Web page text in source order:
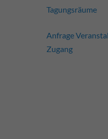
Tagungsräume
Anfrage
Zugang